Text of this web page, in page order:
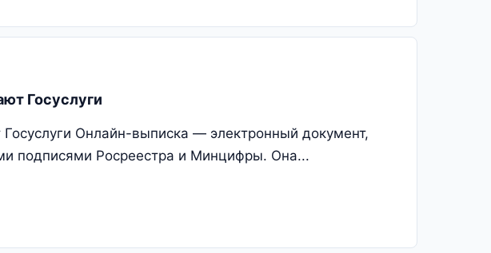
Госуслуги
Онлайн-выписка — электронный документ,
подписями Росреестра и Минцифры. Она...